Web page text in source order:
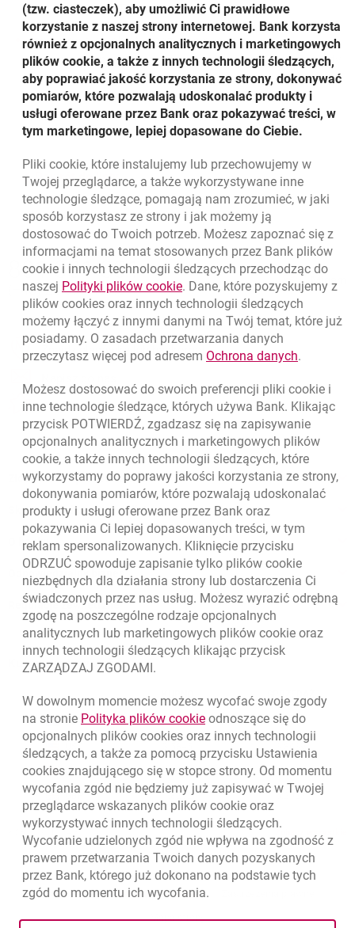
dokumentów (PITy, zaświadczenia etc.)
concierge dla kobiet umożliwiające m.in.
zorganizowanie opiekunki do dziecka, umówienie wizyty
u stylisty, wizażysty, fryzjera, organizację rezerwacji
karnetów w klubach fitness, dostarczanie bieżących
informacji na temat imprez i warsztatów dedykowanych
kobietom.
Powrót do listy
Nawigacja dolna
Zadzwoń do nas
801 331 331
(+48) 22 598 40 40
Migam
Znajdź placówkę lub bankomat otwiera się w nowej karcie
Oceń nas otwiera się w nowej karcie
Złóż wniosek przez internet
Skontaktuj się ze Specjalistą
O banku
Kursy wymiany walut
Kursy wymiany walut. Data aktualizacji: 6.08.2026, 12:54:32
WALUTA KUPNO SPRZEDAŻ
EUR 4.1358 4.4581
USD 3.8639
CHF 4.4248 4.7696
GBP 4.8262 5.2023
6.08.2026, 12:54:32
Odpowiedzialny biznes
Regulacje zewnętrzne
Ochrona danychotwiera się w nowej karcie
Ustawieniacookies
Mapa stronyotwiera się w nowej karcie
(tzw. ciasteczek), aby umożliwić Ci prawidłowe
korzystanie z naszej strony internetowej. Bank korzysta
również z opcjonalnych analitycznych i marketingowych
plików cookie, a także z innych technologii śledzących,
aby poprawiać jakość korzystania ze strony, dokonywać
pomiarów, które pozwalają udoskonalać produkty i
usługi oferowane przez Bank oraz pokazywać treści, w
tym marketingowe, lepiej dopasowane do Ciebie.
Pliki cookie, które instalujemy lub przechowujemy w
Twojej przeglądarce, a także wykorzystywane inne
technologie śledzące, pomagają nam zrozumieć, w jaki
sposób korzystasz ze strony i jak możemy ją
dostosować do Twoich potrzeb. Możesz zapoznać się z
informacjami na temat stosowanych przez Bank plików
cookie i innych technologii śledzących przechodząc do
naszej Polityki plików cookielink otwiera się w nowym oknie
. Dane, które pozyskujemy z
plików cookies oraz innych technologii śledzących
możemy łączyć z innymi danymi na Twój temat, które już
posiadamy. O zasadach przetwarzania danych
przeczytasz więcej pod adresem Ochrona danychlink
.
Możesz dostosować do swoich preferencji pliki cookie i
inne technologie śledzące, których używa Bank. Klikając
przycisk POTWIERDŹ, zgadzasz się na zapisywanie
opcjonalnych analitycznych i marketingowych plików
cookie, a także innych technologii śledzących, które
wykorzystamy do poprawy jakości korzystania ze strony,
dokonywania pomiarów, które pozwalają udoskonalać
produkty i usługi oferowane przez Bank oraz
pokazywania Ci lepiej dopasowanych treści, w tym
reklam spersonalizowanych. Kliknięcie przycisku
ODRZUĆ spowoduje zapisanie tylko plików cookie
niezbędnych dla działania strony lub dostarczenia Ci
świadczonych przez nas usług. Możesz wyrazić odrębną
zgodę na poszczególne rodzaje opcjonalnych
analitycznych lub marketingowych plików cookie oraz
innych technologii śledzących klikając przycisk
ZARZĄDZAJ ZGODAMI.
W dowolnym momencie możesz wycofać swoje zgody
na stronie Polityka plików cookielink otwiera się w nowym
odnoszące się do
opcjonalnych plików cookies oraz innych technologii
śledzących, a także za pomocą przycisku Ustawienia
cookies znajdującego się w stopce strony. Od momentu
wycofania zgód nie będziemy już zapisywać w Twojej
przeglądarce wskazanych plików cookie oraz
wykorzystywać innych technologii śledzących.
Wycofanie udzielonych zgód nie wpływa na zgodność z
prawem przetwarzania Twoich danych pozyskanych
przez Bank, którego już dokonano na podstawie tych
zgód do momentu ich wycofania.